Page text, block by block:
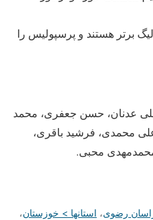
برتر هستند و پرسپولیس را
عدنان، حسن جعفری، محمد
محمدی، فرشید باقری،
محبی.
رضوی، استانها > خوزستان،